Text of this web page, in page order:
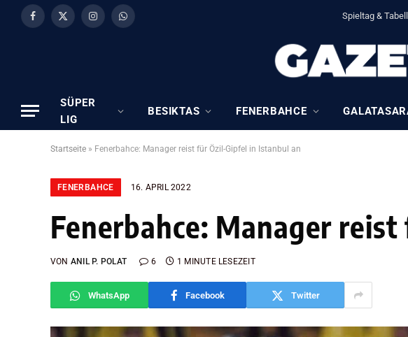
Facebook
X
InstagramWhatsApp Spieltag &
SÜPER
LIG
BESIKTAS FENERBAHCE
Startseite » Fenerbahce: Manager reist für Özil-Gipfel in Istanbul an
FENERBAHCE 16. APRIL 2022
Fenerbahce: Manager
VON ANIL P. POLAT 6 1 MINUTE LESEZEIT
WhatsApp Facebook Twitter